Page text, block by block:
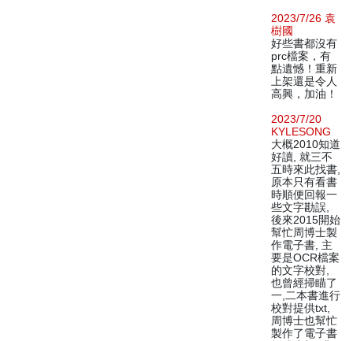
2023/7/26 袁
樹國
好些書都沒有
prc檔案，有
點遺憾！重新
上架還是令人
高興，加油！
2023/7/20
KYLESONG
大概2010知道
好讀, 就三不
五時來此找書,
原本只有看書
時順便回報一
些文字勘誤,
後來2015開始
幫忙周博士製
作電子書, 主
要是OCR檔案
的文字校對,
也曾經掃瞄了
一,二本書進行
校對提供txt,
周博士也幫忙
製作了電子書